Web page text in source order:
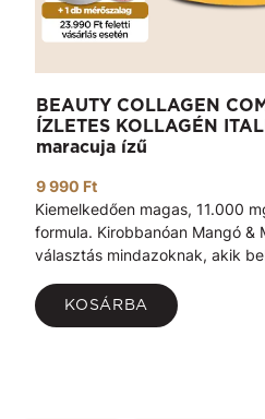
BEAUTY COLLAGEN
ÍZLETES KOLLAGÉN
maracuja ízű
9 990 Ft
Kiemelkedően magas, 11.000
formula. Kirobbanóan Mangó &
választás mindazoknak, akik
KOSÁRBA